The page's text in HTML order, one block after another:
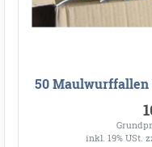
50
inkl. 19% USt.